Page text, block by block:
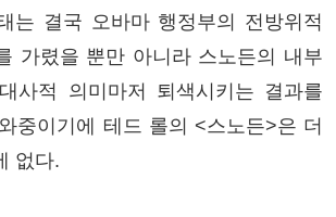
는 결국 오바마 행정부의 전방위적
가렸을 뿐만 아니라 스노든의 내부
사적 의미마저 퇴색시키는 결과를
중이기에 테드 롤의 <스노든>은 더
없다.